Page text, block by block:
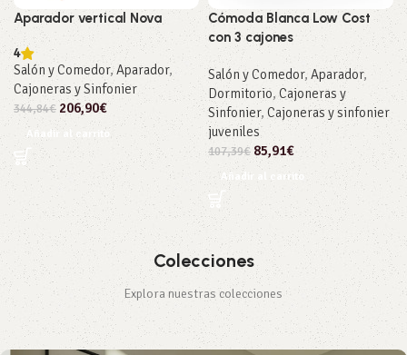
Aparador vertical Nova
4
Salón y Comedor,Aparador,
Cajoneras y Sinfonier
344,84€ 206,90€
Añadir al carrito
Cómoda Blanca Low Cost
con 3 cajones
Salón y Comedor, Aparador,
Dormitorio,Cajoneras y
Sinfonier, Cajoneras y sinfonier
juveniles
107,39€ 85,91€
Añadir al carrito
Colecciones
Explora nuestras colecciones